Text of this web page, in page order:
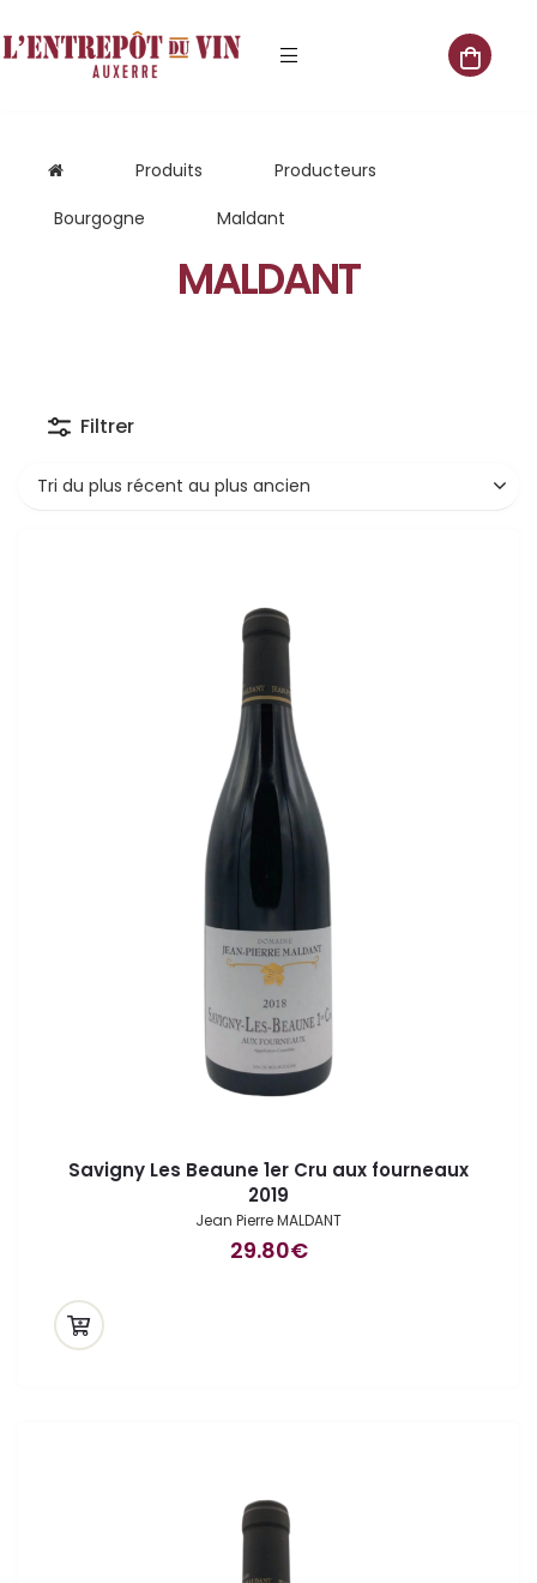
Produits
Producteurs
Bourgogne
Maldant
MALDANT
Filtrer
Tri du plus récent au plus ancien
Savigny Les Beaune 1er Cru aux fourneaux
2019
Jean Pierre MALDANT
29.80€